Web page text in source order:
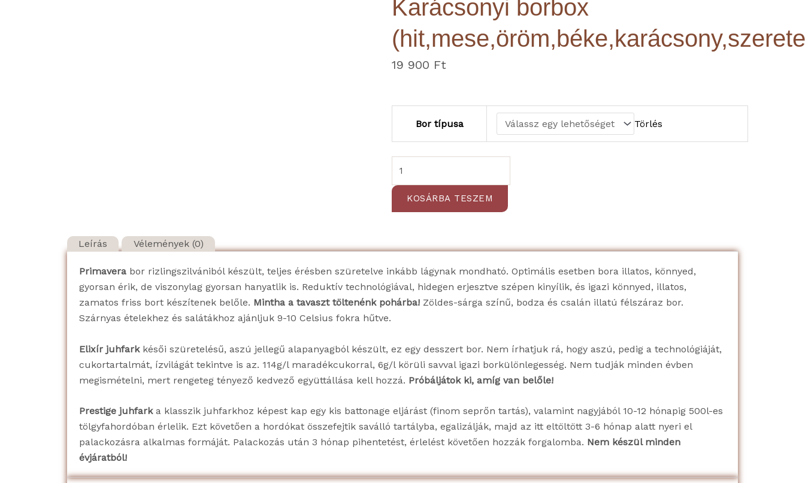
Karácsonyi borbox
19 900 Ft
Bor típusa Törlés
borbox
(hit,mese,öröm,béke,karácsony,szeretet,boldogság,együtt)
mennyiség
KOSÁRBA TESZEM
Leírás Vélemények (0)
Primavera bor rizlingszilvániból készült, teljes érésben szüretelve inkább lágynak mondható. Optimális esetben bora illatos, könnyed,
gyorsan érik, de viszonylag gyorsan hanyatlik is. Reduktív technológiával, hidegen erjesztve szépen kinyílik, és igazi könnyed, illatos,
zamatos friss bort készítenek belőle. Mintha a tavaszt töltenénk pohárba! Zöldes-sárga színű, bodza és csalán illatú félszáraz bor.
Szárnyas ételekhez és salátákhoz ajánljuk 9-10 Celsius fokra hűtve.
Elixír juhfarkkésői szüretelésű, aszú jellegű alapanyagból készült, ez egy desszert bor. Nem írhatjuk rá, hogy aszú, pedig a technológiáját,
cukortartalmát, ízvilágát tekintve is az. 114g/l maradékcukorral, 6g/l körüli savval igazi borkülönlegesség. Nem tudják minden évben
megismételni, mert rengeteg tényező kedvező együttállása kell hozzá. Próbáljátok ki, amíg van belőle!
Prestige juhfarka klasszik juhfarkhoz képest kap egy kis battonage eljárást (finom seprőn tartás), valamint nagyjából 10-12 hónapig 500l-es
tölgyfahordóban érlelik. Ezt követően a hordókat összefejtik saválló tartályba, egalizálják, majd az itt eltöltött 3-6 hónap alatt nyeri el
palackozásra alkalmas formáját. Palackozás után 3 hónap pihentetést, érlelést követően hozzák forgalomba. Nem készül minden
évjáratból!